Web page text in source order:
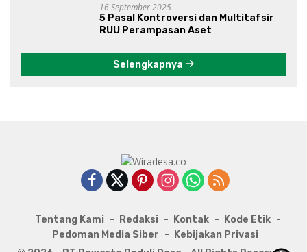
16 September 2025
5 Pasal Kontroversi dan Multitafsir
RUU Perampasan Aset
Selengkapnya
Tentang Kami Redaksi Kontak
Kode Etik
Pedoman Media Siber
Kebijakan Privasi